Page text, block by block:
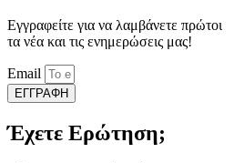
Εγγραφείτε για να λαμβάνετε πρώτοι
τα νέα και τις ενημερώσεις μας!
Email
ΕΓΓΡΑΦΗ
Έχετε Ερώτηση;